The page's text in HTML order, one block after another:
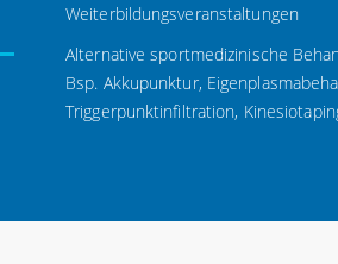
Weiterbildungsveranstaltungen
Alternative sportmedizinische
Bsp. Akkupunktur,
Triggerpunktinfiltration,